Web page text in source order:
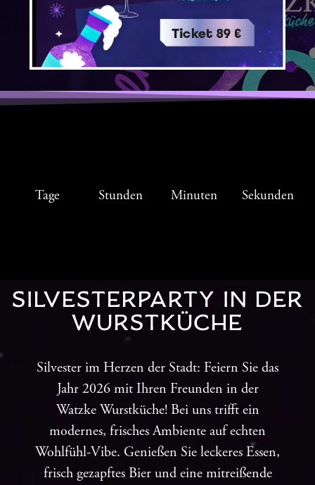
Tage Stunden Minuten Sekunden
SILVESTERPARTY IN DER
WURSTKÜCHE
Silvester im Herzen der Stadt: Feiern Sie das
Jahr 2026 mit Ihren Freunden in der
Watzke Wurstküche! Bei uns trifft ein
modernes, frisches Ambiente auf echten
Wohlfühl-Vibe. Genießen Sie leckeres Essen,
frisch gezapftes Bier und eine mitreißende